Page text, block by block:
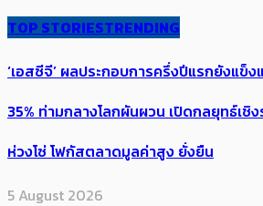
TOP STORIESTRENDING
‘เอสซีจี’ ผลประกอบการครึ่งปีแรกยังแข็
35% ท่ามกลางโลกผันผวน เปิดกลยุทธ์เชิ
ห่วงโซ่ โฟกัสตลาดมูลค่าสูง ยั่งยืน
5 August 2026